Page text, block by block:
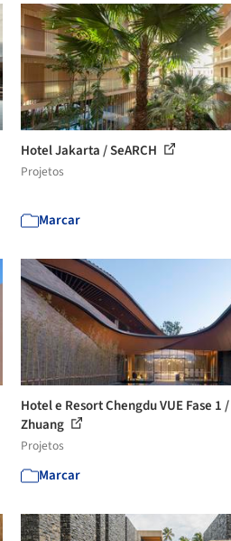
Hotel Jakarta / SeARCH
Projetos
Marcar
Hotel e Resort Chengdu VUE Fase 1
Zhuang
Projetos
Marcar